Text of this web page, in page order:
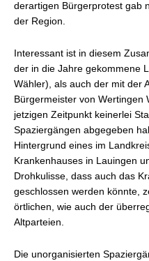
derartigen Bürgerprotest gab
der Region.
Interessant ist in diesem
der in die Jahre gekommene
Wähler), als auch der mit der
Bürgermeister von Wertingen
jetzigen Zeitpunkt keinerlei
Spaziergängen abgegeben
Hintergrund eines im
Krankenhauses in Lauingen
Drohkulisse, dass auch das
geschlossen werden könnte,
örtlichen, wie auch der
Altparteien.
Die unorganisierten